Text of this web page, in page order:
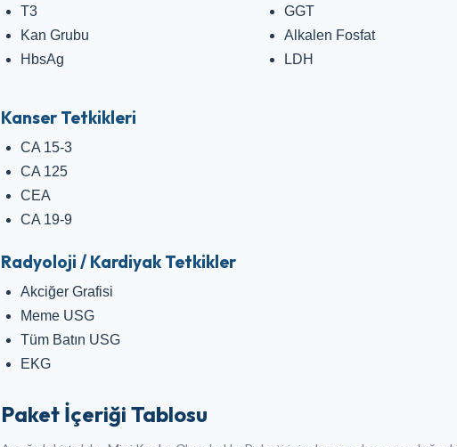
T3
Kan Grubu
HbsAg
GGT
Alkalen Fosfat
LDH
Kanser Tetkikleri
CA 15-3
CA 125
CEA
CA 19-9
Radyoloji / Kardiyak Tetkikler
Akciğer Grafisi
Meme USG
Tüm Batın USG
EKG
Paket İçeriği Tablosu